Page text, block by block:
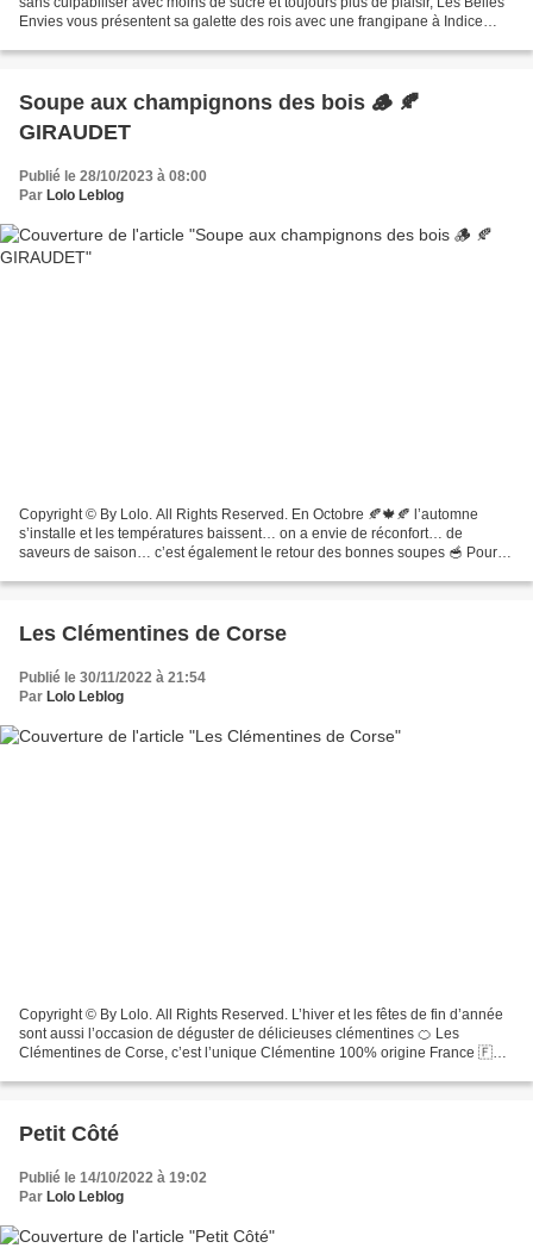
Envies vous présentent sa galette des rois avec une frangipane à Indice
Soupe aux champignons des bois 🪵 🍂
GIRAUDET
Publié le 28/10/2023 à 08:00
Par Lolo Leblog
Copyright © By Lolo. All Rights Reserved. En Octobre 🍂🍁🍂 l’automne
s’installe et les températures baissent… on a envie de réconfort… de
saveurs de saison… c’est également le retour des bonnes soupes 🥣 Pour
Les Clémentines de Corse
Publié le 30/11/2022 à 21:54
Par Lolo Leblog
Copyright © By Lolo. All Rights Reserved. L’hiver et les fêtes de fin d’année
sont aussi l’occasion de déguster de délicieuses clémentines 🍊 Les
Clémentines de Corse, c’est l’unique Clémentine 100% origine France 🇫🇷
Petit Côté
Publié le 14/10/2022 à 19:02
Par Lolo Leblog